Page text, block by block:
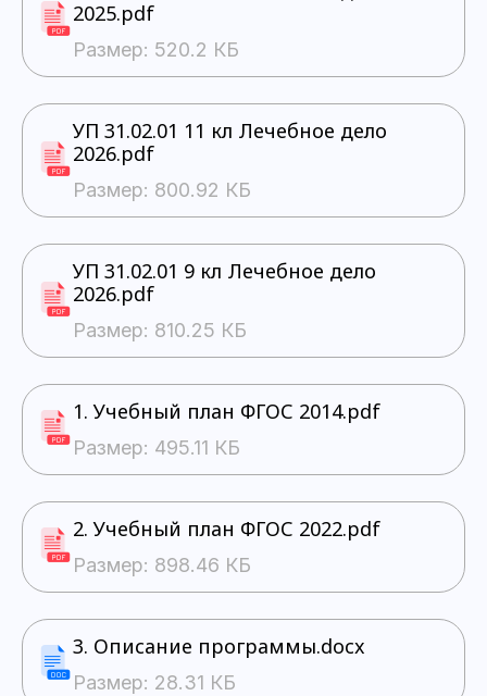
2025.pdf
Размер: 520.2 КБ
УП 31.02.01 11 кл Лечебное дело
2026.pdf
Размер: 800.92 КБ
УП 31.02.01 9 кл Лечебное дело
2026.pdf
Размер: 810.25 КБ
1. Учебный план ФГОС 2014.pdf
Размер: 495.11 КБ
2. Учебный план ФГОС 2022.pdf
Размер: 898.46 КБ
3. Описание программы.docx
Размер: 28.31 КБ